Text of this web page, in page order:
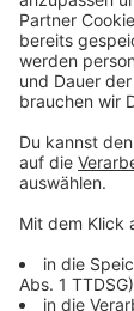
dabei
bitte nicht
klingelt. Es
Anzeige
Anzeige